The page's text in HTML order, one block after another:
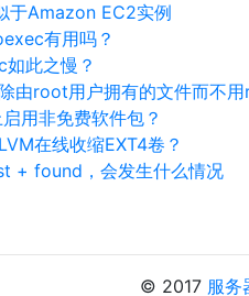
于Amazon EC2实例
有用吗？
此之慢？
由root用户拥有的文件而不
用非免费软件包？
在线收缩EXT4卷？
+ found，会发生什么情况
© 2017 服务